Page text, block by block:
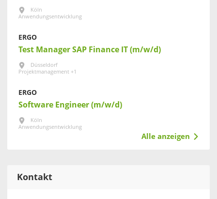
Köln
Anwendungsentwicklung
ERGO
Test Manager SAP Finance IT (m/w/d)
Düsseldorf
Projektmanagement +1
ERGO
Software Engineer (m/w/d)
Köln
Anwendungsentwicklung
Alle anzeigen
Kontakt